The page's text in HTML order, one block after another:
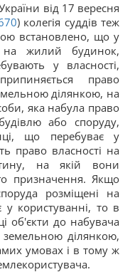
від 17 вересня
) колегія суддів теж
встановлено, що у
на жилий будинок,
у власності,
право
ділянкою, на
яка набула право
або споруду,
що перебуває у
право власності на
на якій вони
призначення. Якщо
розміщені на
у користуванні, то в
об'єкти до набувача
ділянкою,
умовах і в тому ж